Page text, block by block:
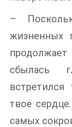
–
жизненных
сбылась
твоё
самых